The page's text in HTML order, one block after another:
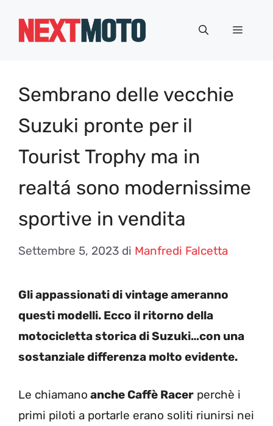
Menu
Sembrano delle vecchie
Suzuki pronte per il
Tourist Trophy ma in
realtá sono modernissime
sportive in vendita
Settembre 5, 2023 di Manfredi Falcetta
Gli appassionati di vintage ameranno
questi modelli. Ecco il ritorno della
motocicletta storica di Suzuki…con una
sostanziale differenza molto evidente.
Le chiamano anche Caffè Racer perchè i
primi piloti a portarle erano soliti riunirsi nei